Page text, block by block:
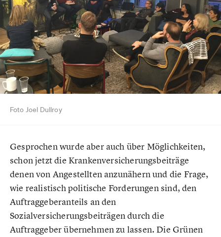
Foto Joel Dullroy
Gesprochen wurde aber auch über Möglichkeiten,
schon jetzt die Krankenversicherungsbeiträge
denen von Angestellten anzunähern und die Frage,
wie realistisch politische Forderungen sind, den
Auftraggeberanteils an den
Sozialversicherungsbeiträgen durch die
Auftraggeber übernehmen zu lassen. Die Grünen